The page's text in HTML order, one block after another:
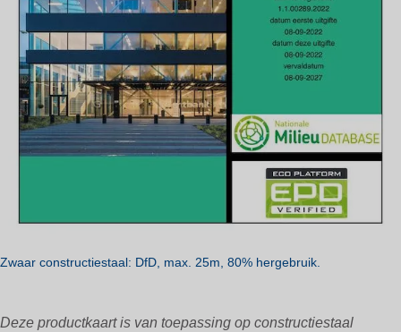
Zwaar constructiestaal: DfD, max. 25m, 80% hergebruik.
Deze productkaart is van toepassing op constructiestaal